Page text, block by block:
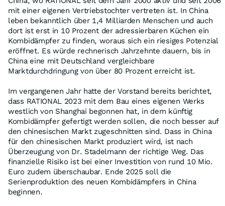
mit einer eigenen Vertriebstochter vertreten ist. In China
leben bekanntlich über 1,4 Milliarden Menschen und auch
dort ist erst in 10 Prozent der adressierbaren Küchen ein
Kombidämpfer zu finden, woraus sich ein riesiges Potenzial
eröffnet. Es würde rechnerisch Jahrzehnte dauern, bis in
China eine mit Deutschland vergleichbare
Marktdurchdringung von über 80 Prozent erreicht ist.
Im vergangenen Jahr hatte der Vorstand bereits berichtet,
dass RATIONAL 2023 mit dem Bau eines eigenen Werks
westlich von Shanghai begonnen hat, in dem künftig
Kombidämpfer gefertigt werden sollen, die noch besser auf
den chinesischen Markt zugeschnitten sind. Dass in China
für den chinesischen Markt produziert wird, ist nach
Überzeugung von Dr. Stadelmann der richtige Weg. Das
finanzielle Risiko ist bei einer Investition von rund 10 Mio.
Euro zudem überschaubar. Ende 2025 soll die
Serienproduktion des neuen Kombidämpfers in China
beginnen.